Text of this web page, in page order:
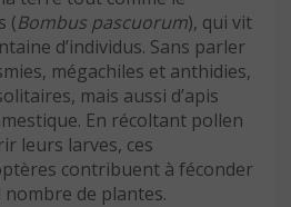
(Bombus pascuorum), qui vit
d’individus. Sans parler
mégachiles et anthidies,
mais aussi d’apis
En récoltant pollen
leurs larves, ces
contribuent à féconder
nombre de plantes.